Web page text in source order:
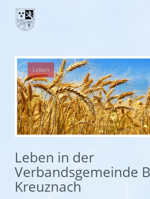
Nachrichten
Leben
Verwaltung
Tourismus
Gemeinden
Leben
Leben in der
Verbandsgemeinde
Kreuznach